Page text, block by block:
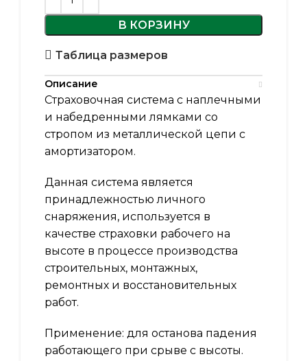
В КОРЗИНУ
Таблица размеров
Описание
Страховочная система с наплечными
и набедренными лямками со
стропом из металлической цепи с
амортизатором.
Данная система является
принадлежностью личного
снаряжения, используется в
качестве страховки рабочего на
высоте в процессе производства
строительных, монтажных,
ремонтных и восстановительных
работ.
Применение: для останова падения
работающего при срыве с высоты.